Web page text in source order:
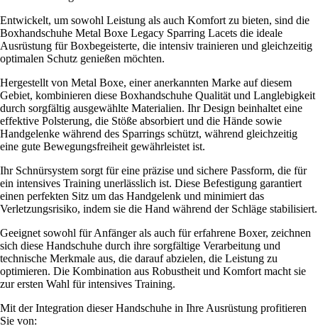
Entwickelt, um sowohl Leistung als auch Komfort zu bieten, sind die
Boxhandschuhe Metal Boxe Legacy Sparring Lacets die ideale
Ausrüstung für Boxbegeisterte, die intensiv trainieren und gleichzeitig
optimalen Schutz genießen möchten.
Hergestellt von Metal Boxe, einer anerkannten Marke auf diesem
Gebiet, kombinieren diese Boxhandschuhe Qualität und Langlebigkeit
durch sorgfältig ausgewählte Materialien. Ihr Design beinhaltet eine
effektive Polsterung, die Stöße absorbiert und die Hände sowie
Handgelenke während des Sparrings schützt, während gleichzeitig
eine gute Bewegungsfreiheit gewährleistet ist.
Ihr Schnürsystem sorgt für eine präzise und sichere Passform, die für
ein intensives Training unerlässlich ist. Diese Befestigung garantiert
einen perfekten Sitz um das Handgelenk und minimiert das
Verletzungsrisiko, indem sie die Hand während der Schläge stabilisiert.
Geeignet sowohl für Anfänger als auch für erfahrene Boxer, zeichnen
sich diese Handschuhe durch ihre sorgfältige Verarbeitung und
technische Merkmale aus, die darauf abzielen, die Leistung zu
optimieren. Die Kombination aus Robustheit und Komfort macht sie
zur ersten Wahl für intensives Training.
Mit der Integration dieser Handschuhe in Ihre Ausrüstung profitieren
Sie von: